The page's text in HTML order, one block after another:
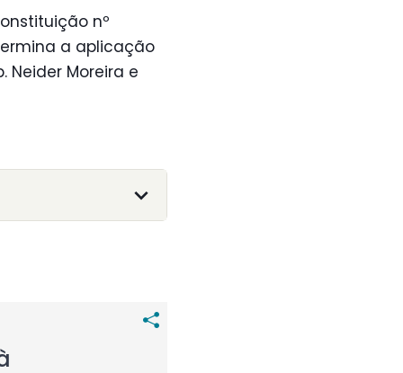
nº
a aplicação
Neider Moreira e